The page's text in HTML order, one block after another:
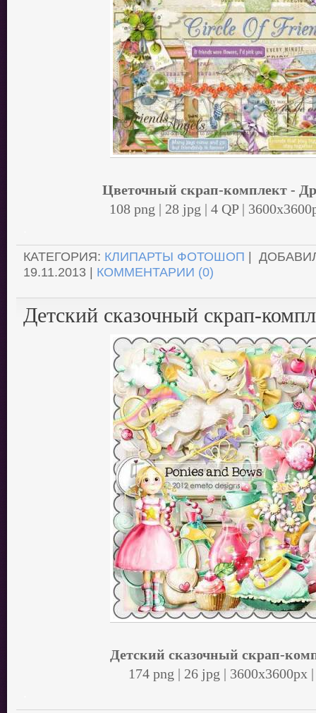
Цветочный скрап-комплект -
108 png | 28 jpg | 4 QP |
КАТЕГОРИЯ: КЛИПАРТЫ ФОТОШОП |
19.11.2013 | КОММЕНТАРИИ (0)
Детский сказочный скрап-
Детский сказочный скрап-
174 png | 26 jpg | 3600x3600px